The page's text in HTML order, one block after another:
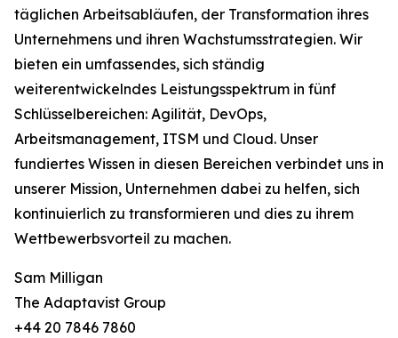
täglichen Arbeitsabläufen, der Transformation ihres
Unternehmens und ihren Wachstumsstrategien. Wir
bieten ein umfassendes, sich ständig
weiterentwickelndes Leistungsspektrum in fünf
Schlüsselbereichen: Agilität, DevOps,
Arbeitsmanagement, ITSM und Cloud. Unser
fundiertes Wissen in diesen Bereichen verbindet uns in
unserer Mission, Unternehmen dabei zu helfen, sich
kontinuierlich zu transformieren und dies zu ihrem
Wettbewerbsvorteil zu machen.
Sam Milligan
The Adaptavist Group
+44 20 7846 7860